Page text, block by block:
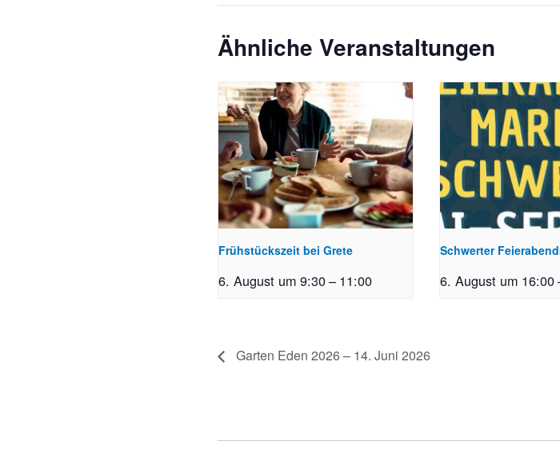
Ähnliche Veranstaltungen
Frühstückszeit bei Grete
6. August um 9:30– 11:00
Schwerter
6. August um 16:00
Garten Eden 2026 – 14. Juni 2026